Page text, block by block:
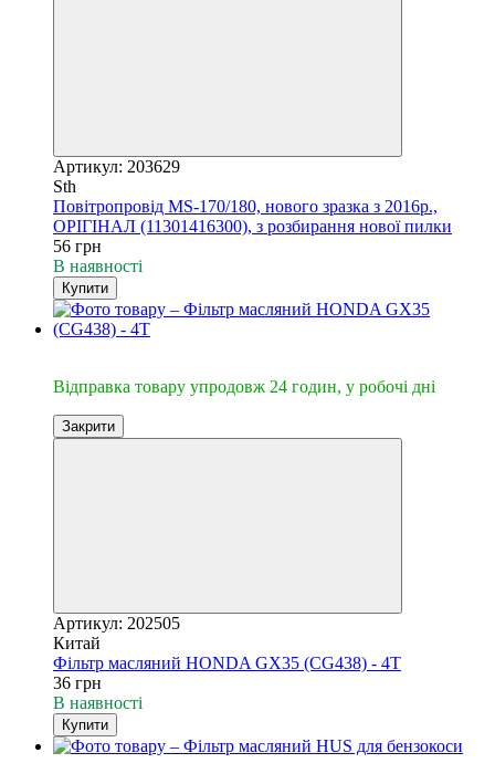
Артикул: 203629
Sth
Повітропровід MS-170/180, нового зразка з 2016р.,
ОРІГІНАЛ (11301416300), з розбирання нової пилки
56 грн
В наявності
Купити
Відправка товару упродовж 24 годин, у робочі дні
Закрити
Артикул: 202505
Китай
Фільтр масляний HONDA GX35 (CG438) - 4Т
36 грн
В наявності
Купити